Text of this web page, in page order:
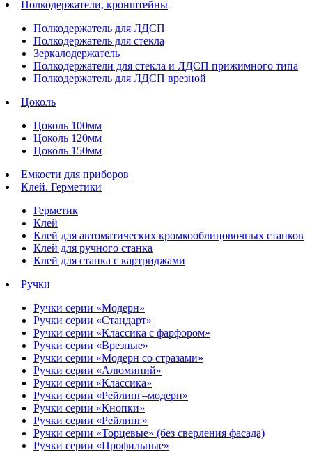
Полкодержатели, кронштейны
Полкодержатель для ЛДСП
Полкодержатель для стекла
Зеркалодержатель
Полкодержатели для стекла и ЛДСП прижимного типа
Полкодержатель для ЛДСП врезной
Цоколь
Цоколь 100мм
Цоколь 120мм
Цоколь 150мм
Емкости для приборов
Клей. Герметики
Герметик
Клей
Клей для автоматических кромкооблицовочных станков
Клей для ручного станка
Клей для станка с картриджами
Ручки
Ручки серии «Модерн»
Ручки серии «Стандарт»
Ручки серии «Классика с фарфором»
Ручки серии «Врезные»
Ручки серии «Модерн со стразами»
Ручки серии «Алюминий»
Ручки серии «Классика»
Ручки серии «Рейлинг–модерн»
Ручки серии «Кнопки»
Ручки серии «Рейлинг»
Ручки серии «Торцевые» (без сверления фасада)
Ручки серии «Профильные»